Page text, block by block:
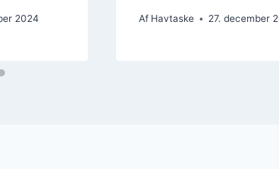
2024 Af Havtaske 27. december